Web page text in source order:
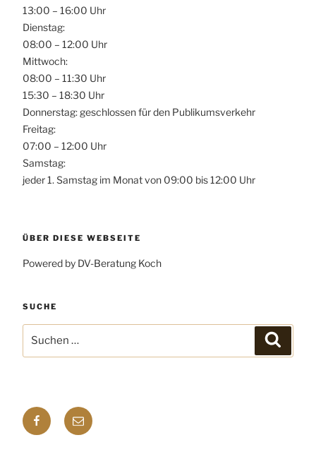
13:00 – 16:00 Uhr
Dienstag:
08:00 – 12:00 Uhr
Mittwoch:
08:00 – 11:30 Uhr
15:30 – 18:30 Uhr
Donnerstag: geschlossen für den Publikumsverkehr
Freitag:
07:00 – 12:00 Uhr
Samstag:
jeder 1. Samstag im Monat von 09:00 bis 12:00 Uhr
ÜBER DIESE WEBSEITE
Powered by DV-Beratung Koch
SUCHE
nach:
Facebook
E-
mail